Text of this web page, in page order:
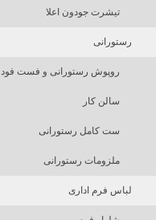
تیشرت جودون اعلا
رستورانی
روپوش رستورانی و فست فود
سالن کار
ست کامل رستورانی
ملزومات رستورانی
لباس فرم اداری